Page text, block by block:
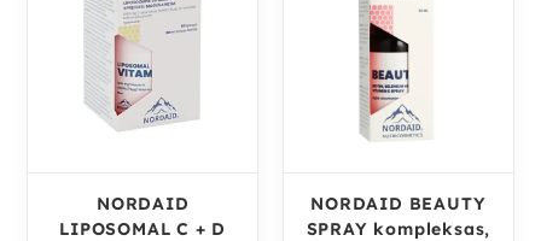
NORDAID
LIPOSOMAL C + D
NORDAID BEAUTY
SPRAY kompleksas,